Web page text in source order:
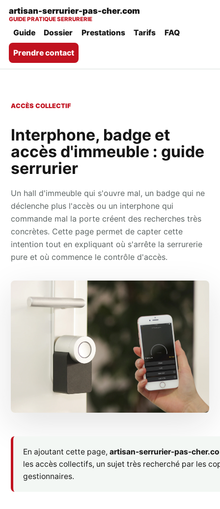
artisan-serrurier-pas-cher.com
GUIDE PRATIQUE SERRURERIE
Guide Dossier Prestations Tarifs FAQ
Prendre contact
ACCÈS COLLECTIF
Interphone, badge et
accès d'immeuble : guide
serrurier
Un hall d'immeuble qui s'ouvre mal, un badge qui ne
déclenche plus l'accès ou un interphone qui
commande mal la porte créent des recherches très
concrètes. Cette page permet de capter cette
intention tout en expliquant où s'arrête la serrurerie
pure et où commence le contrôle d'accès.
En ajoutant cette page, artisan-serrurier-pas-
les accès collectifs, un sujet très recherché par les
gestionnaires.